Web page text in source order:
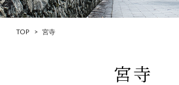
伝教大師最澄1200年魅力交流
いろりとは
大学コラボプロジェクト
TOP > 宮寺
宮寺